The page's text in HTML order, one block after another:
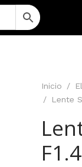
Inicio /
/
Lente